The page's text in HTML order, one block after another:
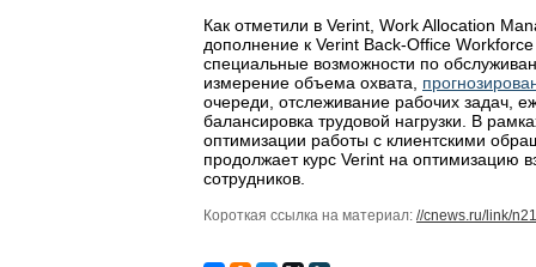
Как отметили в Verint, Work Allocation
дополнение к Verint Back-Office
специальные возможности по
измерение объема охвата,
очереди, отслеживание рабочих задач,
балансировка трудовой нагрузки. В
оптимизации работы с клиентскими
продолжает курс Verint на оптимизацию
сотрудников.
Короткая ссылка на материал: //cnews.ru/link/